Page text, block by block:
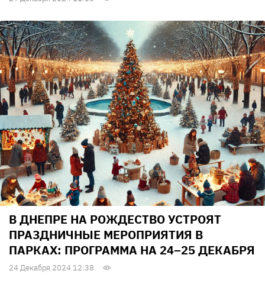
В ДНЕПРЕ НА РОЖДЕСТВО УСТРОЯТ
ПРАЗДНИЧНЫЕ МЕРОПРИЯТИЯ В
ПАРКАХ: ПРОГРАММА НА 24–25 ДЕКАБРЯ
24 Декабря 2024 12:38